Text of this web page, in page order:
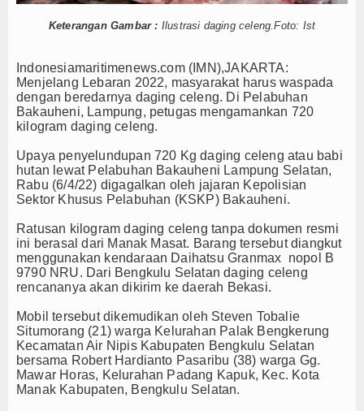
Logistik
Maritim
Nasional
News
Olahraga
Perhubungan
Religi
Opini
Pelabuhan
Kapal Siluman Canggih KRI Golok-688
Kasal Pimpin Pemotongan Baja Pertama
Diperkuat, KKP Terapkan Mekanisme Berlapis
Singkep Lancar dan Sukses
Tempur Getarkan Laut Dabo Singkep
Salat Hajat dan Santuni Anak Yatim
Kelola Kampung Nelayan Merah Putih
Kapal Siluman Canggih KRI Golok-688
Keterangan Gambar : Ilustrasi daging celeng.Foto: Ist
Indonesiamaritimenews.com (IMN),JAKARTA:
Menjelang Lebaran 2022, masyarakat harus waspada
dengan beredarnya daging celeng. Di Pelabuhan
Bakauheni, Lampung, petugas mengamankan 720
kilogram daging celeng.
Upaya penyelundupan 720 Kg daging celeng atau babi
hutan lewat Pelabuhan Bakauheni Lampung Selatan,
Rabu (6/4/22) digagalkan oleh jajaran Kepolisian
Sektor Khusus Pelabuhan (KSKP) Bakauheni.
Ratusan kilogram daging celeng tanpa dokumen resmi
ini berasal dari Manak Masat. Barang tersebut diangkut
menggunakan kendaraan Daihatsu Granmax nopol B
9790 NRU. Dari Bengkulu Selatan daging celeng
rencananya akan dikirim ke daerah Bekasi.
Mobil tersebut dikemudikan oleh Steven Tobalie
Situmorang (21) warga Kelurahan Palak Bengkerung
Kecamatan Air Nipis Kabupaten Bengkulu Selatan
bersama Robert Hardianto Pasaribu (38) warga Gg.
Mawar Horas, Kelurahan Padang Kapuk, Kec. Kota
Manak Kabupaten, Bengkulu Selatan.